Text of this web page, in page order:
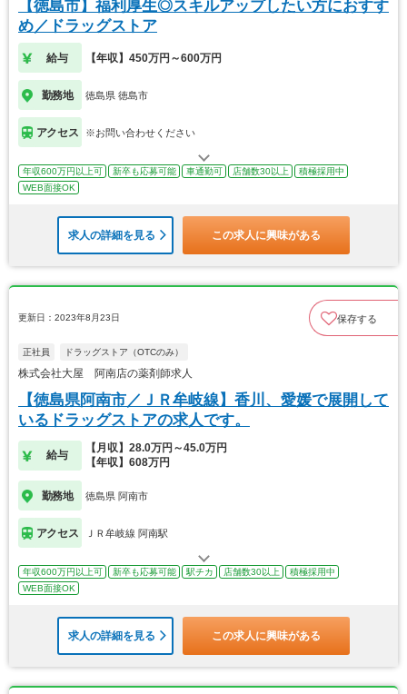
【徳島市】福利厚生◎スキルアップしたい方におすす
め／ドラッグストア
給与 【年収】450万円～600万円
勤務地 徳島県 徳島市
アクセス ※お問い合わせください
年収600万円以上可 新卒も応募可能 車通勤可 店舗数30以上
積極採用中
WEB面接OK
求人の詳細を見る この求人に興味がある
更新日：2023年8月23日 保存する
正社員 ドラッグストア（OTCのみ）
株式会社大屋 阿南店の薬剤師求人
【徳島県阿南市／ＪＲ牟岐線】香川、愛媛で展開して
いるドラッグストアの求人です。
給与
【月収】28.0万円～45.0万円
【年収】608万円
勤務地 徳島県 阿南市
アクセス ＪＲ牟岐線 阿南駅
年収600万円以上可 新卒も応募可能 駅チカ 店舗数30以上
積極採用中
WEB面接OK
求人の詳細を見る この求人に興味がある